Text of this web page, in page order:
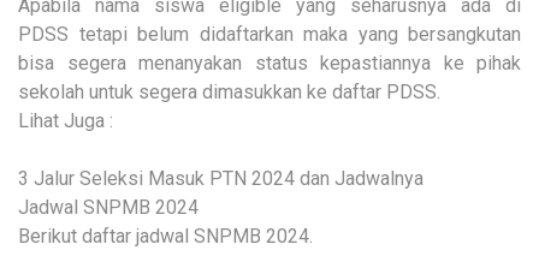
Apabila nama siswa eligible yang seharusnya ada di
PDSS tetapi belum didaftarkan maka yang bersangkutan
bisa segera menanyakan status kepastiannya ke pihak
sekolah untuk segera dimasukkan ke daftar PDSS.
Lihat Juga :
3 Jalur Seleksi Masuk PTN 2024 dan Jadwalnya
Jadwal SNPMB 2024
Berikut daftar jadwal SNPMB 2024.